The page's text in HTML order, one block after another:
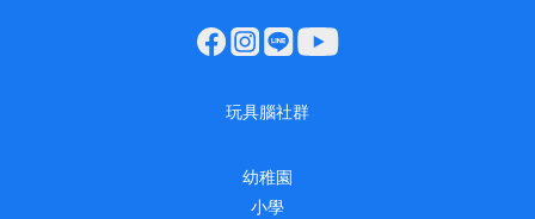
玩具腦社群
幼稚園
小學